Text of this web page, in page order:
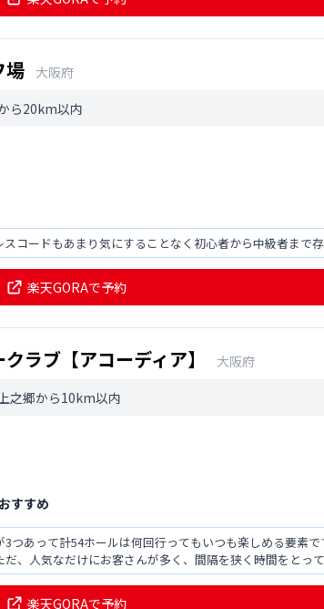
場
大阪府
ら20km以内
コードもあまり気にすることなく初心者から中級者まで存
楽天GORAで予約
ラブ【アコーディア】
大阪府
之郷から10km以内
すすめ
つあって計54ホールは何回行ってもいつも楽しめる要素
、人気なだけにお客さんが多く、間隔を狭く時間をとっ
楽天GORAで予約